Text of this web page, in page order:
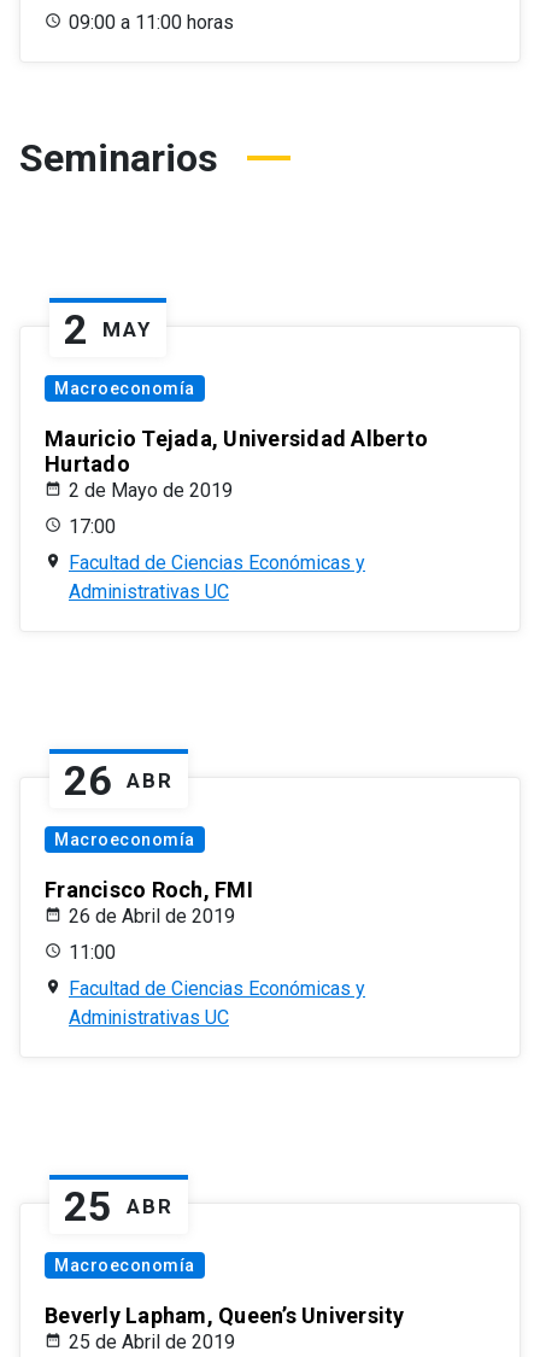
09:00 a 11:00 horas
Seminarios
2 MAY
Macroeconomía
Mauricio Tejada, Universidad Alberto
Hurtado
2 de Mayo de 2019
17:00
Facultad de Ciencias Económicas y
Administrativas UC
26 ABR
Macroeconomía
Francisco Roch, FMI
26 de Abril de 2019
11:00
Facultad de Ciencias Económicas y
Administrativas UC
25 ABR
Macroeconomía
Beverly Lapham, Queen’s University
25 de Abril de 2019